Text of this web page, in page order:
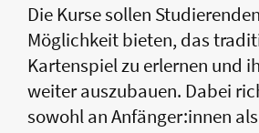
Die Kurse sollen
Möglichkeit bieten, das
Kartenspiel zu erlernen und
weiter auszubauen. Dabei
sowohl an Anfänger:innen